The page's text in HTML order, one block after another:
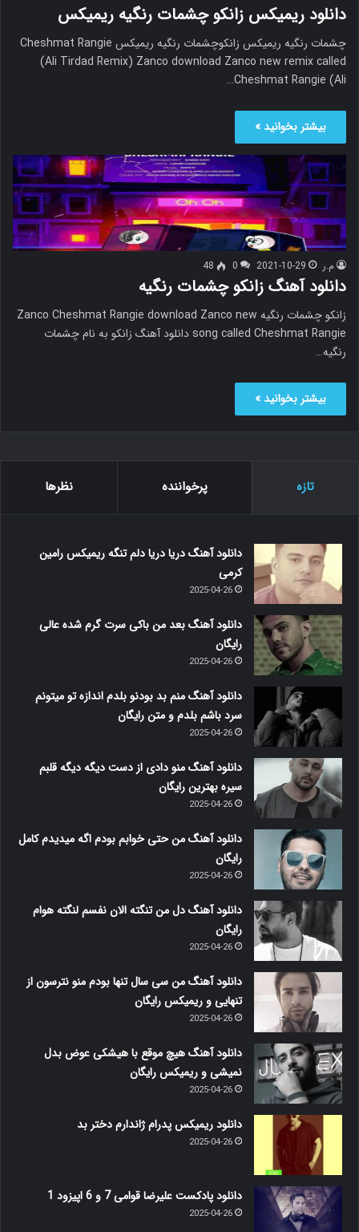
دانلود ریمیکس زانکو چشمات رنگیه ریمیکس
چشمات رنگیه ریمیکس زانکوچشمات رنگیه ریمیکس Cheshmat Rangie
(Ali Tirdad Remix) Zanco download Zanco new remix called
Cheshmat Rangie (Ali…
بیشتر بخوانید »
م.ر 2021-10-29
0
48
دانلود آهنگ زانکو چشمات رنگیه
زانکو چشمات رنگیه Zanco Cheshmat Rangie download Zanco new
song called Cheshmat Rangie دانلود آهنگ زانکو به نام چشمات
رنگیه…
بیشتر بخوانید »
تازه پرخواننده نظرها
دانلود آهنگ دریا دریا دلم تنگه ریمیکس رامین
کرمی
2025-04-26
دانلود آهنگ بعد من باکی سرت گرم شده عالی
رایگان
2025-04-26
دانلود آهنگ منم بد بودنو بلدم اندازه تو میتونم
سرد باشم بلدم و متن رایگان
2025-04-26
دانلود آهنگ منو دادی از دست دیگه دیگه قلبم
سیره بهترین رایگان
2025-04-26
دانلود آهنگ من حتی خوابم بودم اگه میدیدم کامل
رایگان
2025-04-26
دانلود آهنگ دل من تنگته الان نفسم لنگته هوام
رایگان
2025-04-26
دانلود آهنگ من سی سال تنها بودم منو نترسون از
تنهایی و ریمیکس رایگان
2025-04-26
دانلود آهنگ هیچ موقع با هیشکی عوض بدل
نمیشی و ریمیکس رایگان
2025-04-26
دانلود ریمیکس پدرام ژاندارم دختر بد
2025-04-26
دانلود پادکست علیرضا قوامی 7 و 6 اپیزود 1
2025-04-26